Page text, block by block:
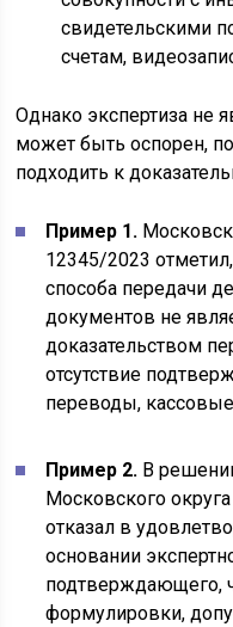
свидетельскими
счетам,
Однако экспертиза не
может быть оспорен,
подходить к
Пример 1.
12345/2023
способа передачи
документов не
доказательством
отсутствие
переводы,
Пример 2. В
Московского
отказал в
основании
подтверждающего,
формулировки,